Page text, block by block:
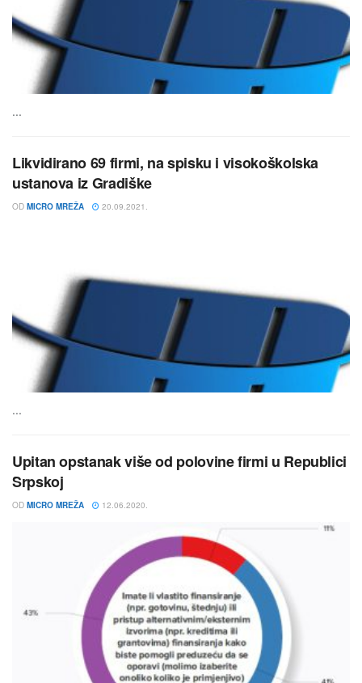
...
Likvidirano 69 firmi, na spisku i visokoškolska
ustanova iz Gradiške
OD MICRO MREŽA 20.09.2021.
...
Upitan opstanak više od polovine firmi u Republici
Srpskoj
OD MICRO MREŽA 12.06.2020.